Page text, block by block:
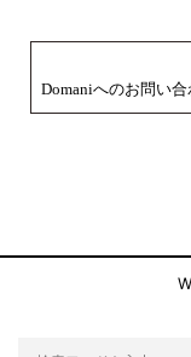
Domaniへのお問い